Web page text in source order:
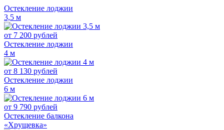
Остекление лоджии
3,5 м
от 7 200 рублей
Остекление лоджии
4 м
от 8 130 рублей
Остекление лоджии
6 м
от 9 790 рублей
Остекление балкона
«Хрущевка»